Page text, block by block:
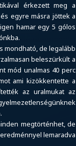
érkezett meg a
egyre másra jöttek a
hamar egy 5 gólos
mondható, de legalább
beleszürkült a
mód unalmas 40 perc
ami kizökkentette a
az uralmukat az
megtörténhet, de
lemaradva